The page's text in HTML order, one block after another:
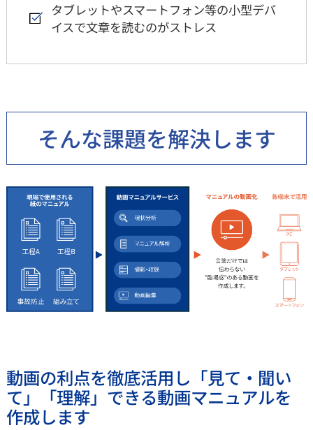
タブレットやスマートフォン等の小型デバ
イスで文章を読むのがストレス
そんな課題を解決します
動画の利点を徹底活用し「見て・聞い
て」「理解」できる動画マニュアルを
作成します